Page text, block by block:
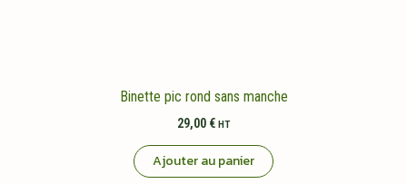
Binette pic rond sans manche
29,00 € HT
Ajouter au panier